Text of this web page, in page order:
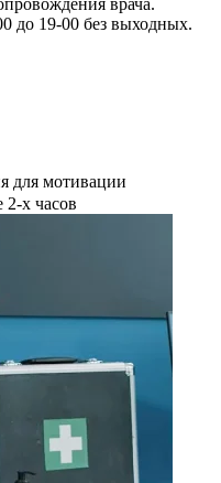
врача.
до 19-00 без выходных.
для мотивации
2-х часов